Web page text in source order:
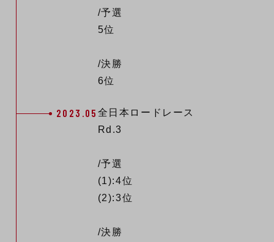
/予選
5位
/決勝
6位
2023.05 全日本ロードレース
Rd.3
/予選
(1):4位
(2):3位
/決勝